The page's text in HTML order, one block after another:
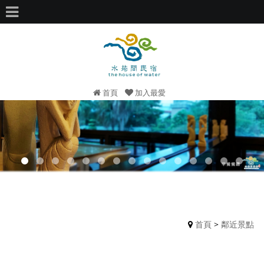
首頁 加入最愛
首頁> 鄰近景點